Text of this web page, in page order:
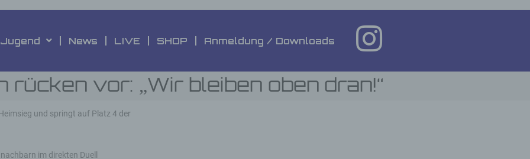
Jugend News LIVE SHOP Anmeldung / Downloads
rücken vor: „Wir bleiben oben dran!“
und springt auf Platz 4 der
im direkten Duell